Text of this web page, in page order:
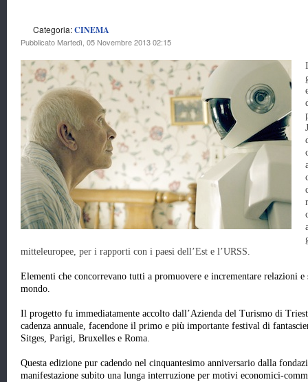
Categoria:CINEMA
Pubblicato Martedì, 05 Novembre 2013 02:15
mitteleuropee, per i rapporti con i paesi dell’Est e l’URSS.
Elementi che concorrevano tutti a promuovere e incrementare relazioni
mondo.
Il progetto fu immediatamente accolto dall’Azienda del Turismo di
cadenza annuale, facendone il primo e più importante festival di
Sitges, Parigi, Bruxelles e Roma.
Questa edizione pur cadendo nel cinquantesimo anniversario dalla
manifestazione subito una lunga interruzione per motivi economici-